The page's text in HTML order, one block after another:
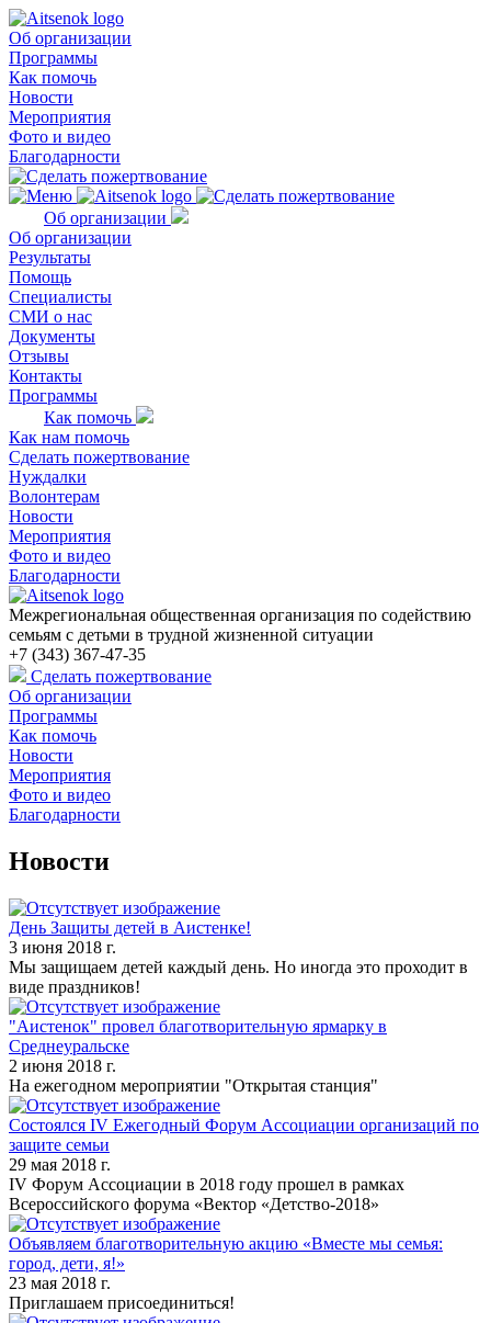
Об организации
Программы
Как помочь
Новости
Мероприятия
Фото и видео
Благодарности
Об организации
Об организации
Результаты
Помощь
Специалисты
СМИ о нас
Документы
Отзывы
Контакты
Программы
Как помочь
Как нам помочь
Сделать пожертвование
Нуждалки
Волонтерам
Новости
Мероприятия
Фото и видео
Благодарности
Межрегиональная общественная организация по содействию
семьям с детьми в трудной жизненной ситуации
+7 (343) 367-47-35
Сделать пожертвование
Об организации
Программы
Как помочь
Новости
Мероприятия
Фото и видео
Благодарности
Новости
День Защиты детей в Аистенке!
3 июня 2018 г.
Мы защищаем детей каждый день. Но иногда это проходит в
виде праздников!
"Аистенок" провел благотворительную ярмарку в
Среднеуральске
2 июня 2018 г.
На ежегодном мероприятии "Открытая станция"
Состоялся IV Ежегодный Форум Ассоциации организаций по
защите семьи
29 мая 2018 г.
IV Форум Ассоциации в 2018 году прошел в рамках
Всероссийского форума «Вектор «Детство-2018»
Объявляем благотворительную акцию «Вместе мы семья:
город, дети, я!»
23 мая 2018 г.
Приглашаем присоединиться!